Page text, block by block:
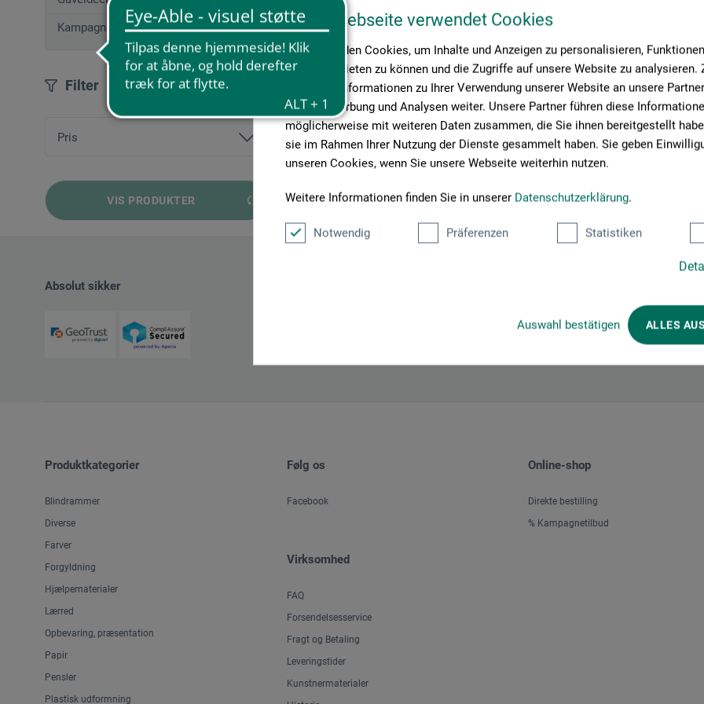
Diese Webseite verwendet Cookies
Wir verwenden Cookies, um Inhalte und Anzeigen zu personalisieren,
Medien anbieten zu können und die Zugriffe auf unsere Website zu analysieren.
geben wir Informationen zu Ihrer Verwendung unserer Website an unsere
Medien, Werbung und Analysen weiter. Unsere Partner führen diese
möglicherweise mit weiteren Daten zusammen, die Sie ihnen bereitgestellt
sie im Rahmen Ihrer Nutzung der Dienste gesammelt haben. Sie geben
unseren Cookies, wenn Sie unsere Webseite weiterhin nutzen.
Weitere Informationen finden Sie in unserer Datenschutzerklärung.
Notwendig Präferenzen Statistiken
Auswahl bestätigen ALLES
Kampagnetilbud
Filter
Pris
VIS PRODUKTER
Absolut sikker
Produktkategorier
Blindrammer
Diverse
Farver
Forgyldning
Hjælpematerialer
Lærred
Opbevaring, præsentation
Papir
Pensler
Plastisk udformning
Følg os
Facebook
Virksomhed
FAQ
Forsendelsesservice
Fragt og Betaling
Leveringstider
Kunstnermaterialer
Online-shop
Direkte bestilling
% Kampagnetilbud